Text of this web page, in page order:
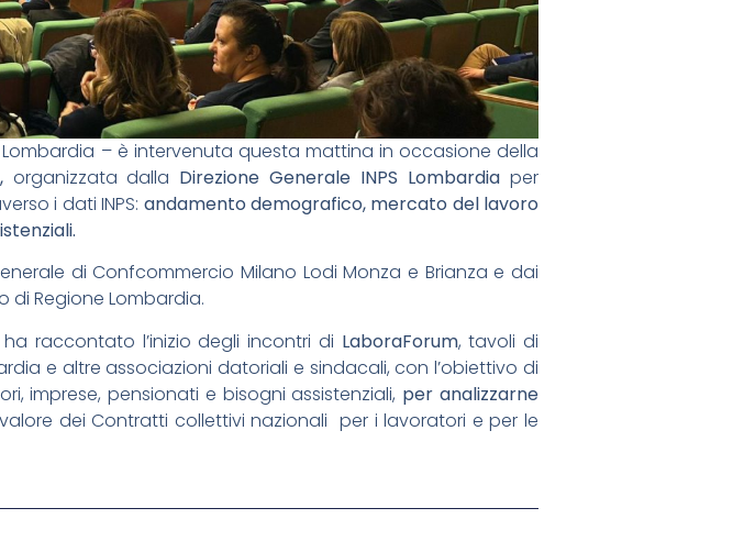
– è intervenuta questa mattina in occasione della
organizzata dalla Direzione Generale INPS Lombardia per
i dati INPS: andamento demografico, mercato del lavoro
di Confcommercio Milano Lodi Monza e Brianza e dai
di Regione Lombardia.
ha raccontato l’inizio degli incontri di LaboraForum, tavoli di
e altre associazioni datoriali e sindacali, con l’obiettivo di
imprese, pensionati e bisogni assistenziali, per analizzarne
dei Contratti collettivi nazionali per i lavoratori e per le